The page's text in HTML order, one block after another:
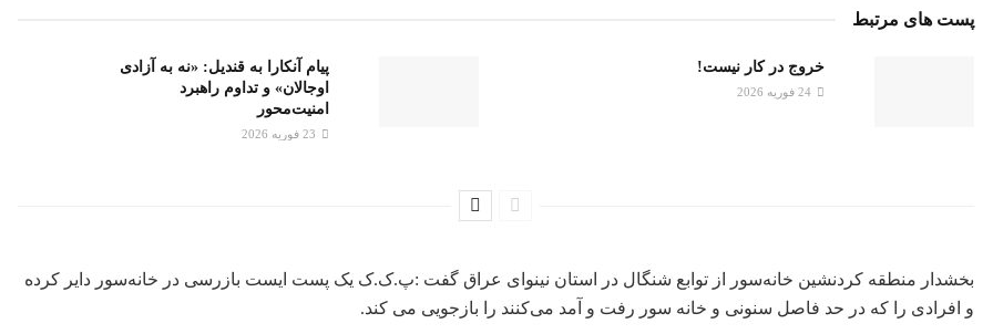
پست های مرتبط
خروج در کار نیست!
پیام آنکارا به قندیل: «نه به آزادی
اوجالان» و تداوم راهبرد
امنیت‌محور
بخشدار منطقه کردنشین خانەسور از توابع شنگال در استان نینوای عراق گفت :پ.ک.ک یک پست ایست بازرسی در خانەسور دایر کرده
و افرادی را کە در حد فاصل سنونی و خانە سور رفت و آمد می‌کنند را بازجویی می کند.